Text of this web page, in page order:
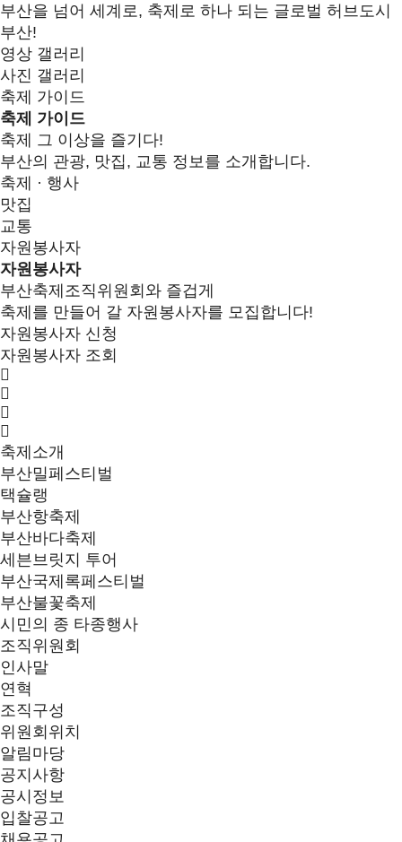
부산을 넘어 세계로, 축제로 하나 되는 글로벌 허브도시
부산!
영상 갤러리
사진 갤러리
축제 가이드
축제 가이드
축제 그 이상을 즐기다!
부산의 관광, 맛집, 교통 정보를 소개합니다.
축제 · 행사
맛집
교통
자원봉사자
자원봉사자
부산축제조직위원회와 즐겁게
축제를 만들어 갈 자원봉사자를 모집합니다!
자원봉사자 신청
자원봉사자 조회
축제소개
부산밀페스티벌
택슐랭
부산항축제
부산바다축제
세븐브릿지 투어
부산국제록페스티벌
부산불꽃축제
시민의 종 타종행사
조직위원회
인사말
연혁
조직구성
위원회위치
알림마당
공지사항
공시정보
입찰공고